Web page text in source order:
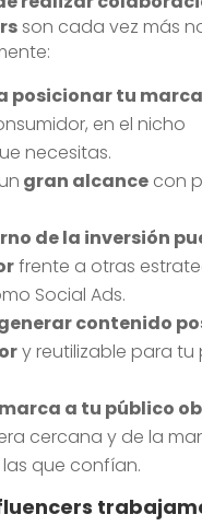
son cada vez más
posicionar tu marca
en el nicho
necesitas.
gran alcancecon
de la inversión
frente a otras
Social Ads.
contenido
y reutilizable para tu
a tu público
cercana y de la
que confían.